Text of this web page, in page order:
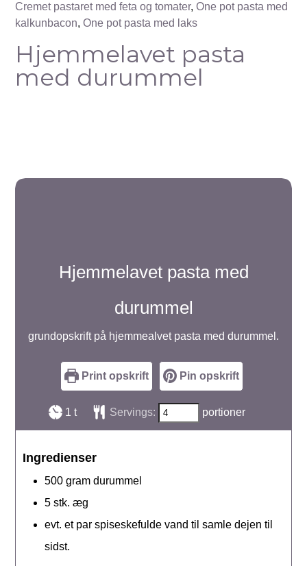
Cremet pastaret med feta og tomater,One pot pasta med
kalkunbacon,One pot pasta med laks
Hjemmelavet pasta
med durummel
Hjemmelavet pasta med
durummel
grundopskrift på hjemmealvet pasta med durummel.
Print opskrift Pin opskrift
1 time
t Servings: portioner
Ingredienser
500 gram durummel
5 stk. æg
evt. et par spiseskefulde vand til samle dejen til
sidst.